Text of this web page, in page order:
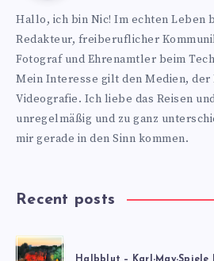
Hallo, ich bin Nic! Im echten Leben
Redakteur, freiberuflicher
Fotograf und Ehrenamtler beim
Mein Interesse gilt den Medien, der
Videografie. Ich liebe das Reisen
unregelmäßig und zu ganz
mir gerade in den Sinn kommen.
Recent posts